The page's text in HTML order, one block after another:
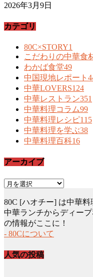
2026年3月9日
カテゴリ
80C×STORY1
こだわりの中華食
わかば食堂49
中国現地レポート
中華LOVERS124
中華レストラン351
中華料理コラム99
中華料理レシピ115
中華料理を学ぶ38
中華料理百科16
アーカイブ
ア
カ
イ
ブ
80C [ハオチー] は中華
中華ランチからディー
の情報がここに！
- 80Cについて
人気の投稿